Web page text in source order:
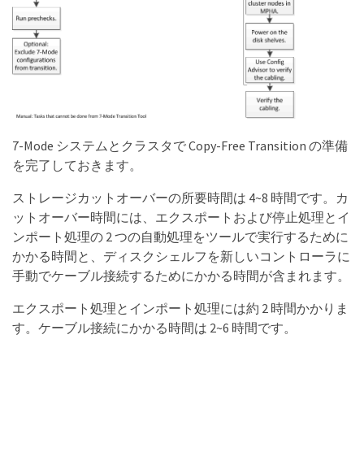
7-Mode システムとクラスタで Copy-Free Transition の準備
を完了しておきます。
ストレージカットオーバーの所要時間は 4~8 時間です。カ
ットオーバー時間には、エクスポートおよび停止処理とイ
ンポート処理の 2 つの自動処理をツールで実行するために
かかる時間と、ディスクシェルフを新しいコントローラに
手動でケーブル接続するためにかかる時間が含まれます。
エクスポート処理とインポート処理には約 2 時間かかりま
す。ケーブル接続にかかる時間は 2~6 時間です。